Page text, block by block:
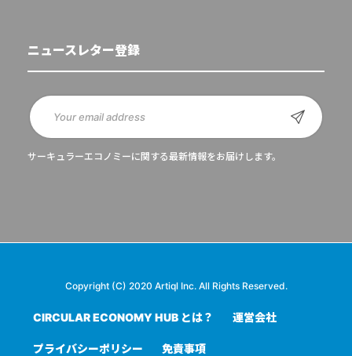
ニュースレター登録
サーキュラーエコノミーに関する最新情報をお届けします。
Copyright (C) 2020 Artiql Inc. All Rights Reserved.
CIRCULAR ECONOMY HUB とは？ 運営会社
プライバシーポリシー 免責事項